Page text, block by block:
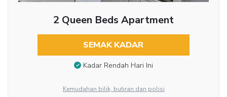
2 Queen Beds Apartment
SEMAK KADAR
Kadar Rendah Hari Ini
Kemudahan bilik, butiran dan polisi